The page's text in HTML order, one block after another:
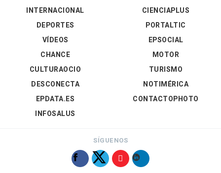
INTERNACIONAL
DEPORTES
VÍDEOS
CIENCIAPLUS
PORTALTIC
EPSOCIAL
CHANCE
CULTURAOCIO
DESCONECTA
EPDATA.ES
INFOSALUS
MOTOR
TURISMO
NOTIMÉRICA
CONTACTOPHOTO
SÍGUENOS